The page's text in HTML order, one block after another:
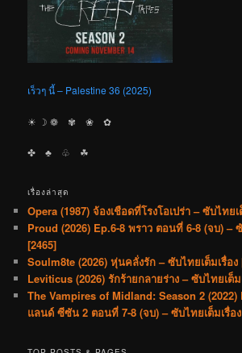
เร็วๆ นี้ – Palestine 36 (2025)
☀︎ ☽ ❁ ✾ ❀ ✿
✤ ♣︎ ♧ ☘︎
เรื่องล่าสุด
Opera (1987) จ้องเชือดที่โรงโอเปร่า – ซับไทยเ
Proud (2026) Ep.6-8 พราว ตอนที่ 6-8 (จบ) –
[2465]
Soulm8te (2026) หุ่นคลั่งรัก – ซับไทยเต็มเรื่อง
Leviticus (2026) รักร้ายกลายร่าง – ซับไทยเต็ม
The Vampires of Midland: Season 2
แลนด์ ซีซัน 2 ตอนที่ 7-8 (จบ) – ซับไทยเต็มเรื่อ